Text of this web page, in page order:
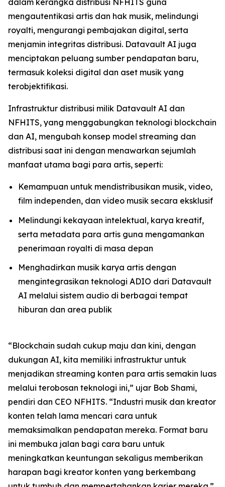
dalam kerangka distribusi NFHITS guna
mengautentikasi artis dan hak musik, melindungi
royalti, mengurangi pembajakan digital, serta
menjamin integritas distribusi. Datavault AI juga
menciptakan peluang sumber pendapatan baru,
termasuk koleksi digital dan aset musik yang
terobjektifikasi.
Infrastruktur distribusi milik Datavault AI dan
NFHITS, yang menggabungkan teknologi blockchain
dan AI, mengubah konsep model streaming dan
distribusi saat ini dengan menawarkan sejumlah
manfaat utama bagi para artis, seperti:
Kemampuan untuk mendistribusikan musik, video,
film independen, dan video musik secara eksklusif
Melindungi kekayaan intelektual, karya kreatif,
serta metadata para artis guna mengamankan
penerimaan royalti di masa depan
Menghadirkan musik karya artis dengan
mengintegrasikan teknologi ADIO dari Datavault
AI melalui sistem audio di berbagai tempat
hiburan dan area publik
“Blockchain sudah cukup maju dan kini, dengan
dukungan AI, kita memiliki infrastruktur untuk
menjadikan streaming konten para artis semakin luas
melalui terobosan teknologi ini,” ujar Bob Shami,
pendiri dan CEO NFHITS. “Industri musik dan kreator
konten telah lama mencari cara untuk
memaksimalkan pendapatan mereka. Format baru
ini membuka jalan bagi cara baru untuk
meningkatkan keuntungan sekaligus memberikan
harapan bagi kreator konten yang berkembang